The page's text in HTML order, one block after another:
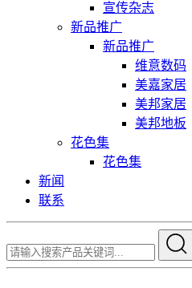
宣传杂志
新品推广
新品推广
维意数码
美嘉家居
美邦家居
美邦地板
花色集
花色集
新闻
联系